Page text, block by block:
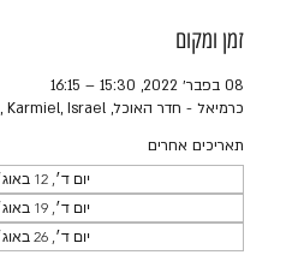
זמן ומקום
08 בפבר׳ 2022, 15:30 – 16:15
כרמיאל - חדר האוכל, Ha-Yotsrim St 1, Karmiel, Israel
תאריכים אחרים
יום ד׳, 12 באוג׳, 15:30
יום ד׳, 19 באוג׳, 15:30
יום ד׳, 26 באוג׳, 15:30